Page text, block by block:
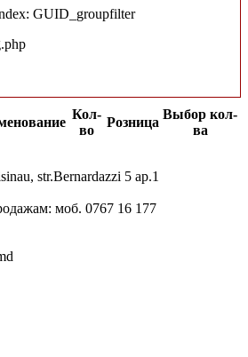
GUID_groupfilter
Кол-
во
Розница
Выбор кол-
ва
str.Bernardazzi 5 ap.1
моб. 0767 16 177